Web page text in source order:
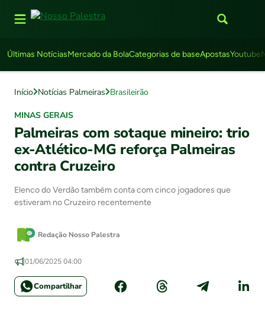
Últimas NotíciasMercado da BolaCategorias de baseApostasYoutube
Início Notícias Palmeiras Brasileirão
MINAS GERAIS
Palmeiras com sotaque mineiro: trio
ex-Atlético-MG reforça Palmeiras
contra Cruzeiro
Elenco do Verdão também conta com cinco jogadores que
estiveram no Cruzeiro recentemente
Redação Nosso Palestra
01/06/2025 04:00
Compartilhar